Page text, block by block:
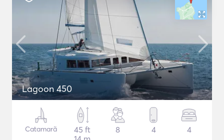
Lagoon 450
Catamarã
45 ft
8 4 4